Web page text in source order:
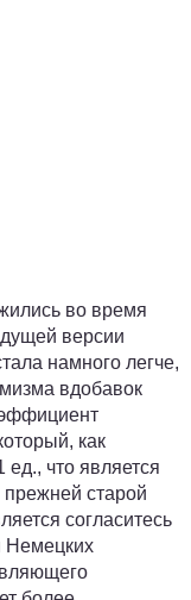
во время
версии
намного легче,
вдобавок
как
ед., что является
старой
согласитесь
Немецких